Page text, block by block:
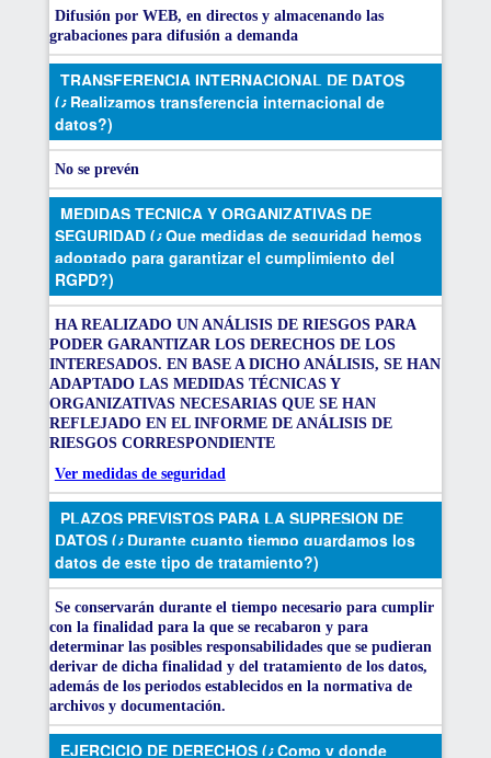
Difusión por WEB, en directos y almacenando las
grabaciones para difusión a demanda
TRANSFERENCIA INTERNACIONAL DE DATOS
(¿Realizamos transferencia internacional de
datos?)
No se prevén
MEDIDAS TECNICA Y ORGANIZATIVAS DE
SEGURIDAD (¿Que medidas de seguridad hemos
adoptado para garantizar el cumplimiento del
RGPD?)
HA REALIZADO UN ANÁLISIS DE RIESGOS PARA
PODER GARANTIZAR LOS DERECHOS DE LOS
INTERESADOS. EN BASE A DICHO ANÁLISIS, SE HAN
ADAPTADO LAS MEDIDAS TÉCNICAS Y
ORGANIZATIVAS NECESARIAS QUE SE HAN
REFLEJADO EN EL INFORME DE ANÁLISIS DE
RIESGOS CORRESPONDIENTE
Ver medidas de seguridad
PLAZOS PREVISTOS PARA LA SUPRESION DE
DATOS (¿Durante cuanto tiempo guardamos los
datos de este tipo de tratamiento?)
Se conservarán durante el tiempo necesario para cumplir
con la finalidad para la que se recabaron y para
determinar las posibles responsabilidades que se pudieran
derivar de dicha finalidad y del tratamiento de los datos,
además de los periodos establecidos en la normativa de
archivos y documentación.
EJERCICIO DE DERECHOS (¿Como y donde